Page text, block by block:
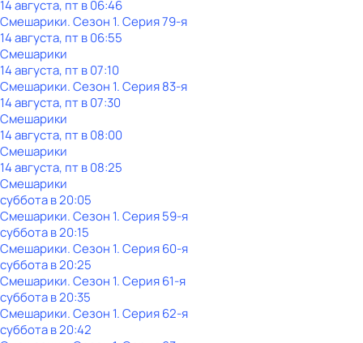
14 августа, пт в 06:46
Смешарики. Сезон 1. Серия 79-я
14 августа, пт в 06:55
Смешарики
14 августа, пт в 07:10
Смешарики. Сезон 1. Серия 83-я
14 августа, пт в 07:30
Смешарики
14 августа, пт в 08:00
Смешарики
14 августа, пт в 08:25
Смешарики
субботав20:05
Смешарики. Сезон 1. Серия 59-я
субботав20:15
Смешарики. Сезон 1. Серия 60-я
субботав20:25
Смешарики. Сезон 1. Серия 61-я
субботав20:35
Смешарики. Сезон 1. Серия 62-я
субботав20:42